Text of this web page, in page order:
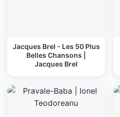
Jacques Brel - Les 50 Plus
Belles Chansons |
Jacques Brel